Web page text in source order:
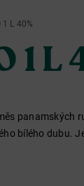
L 40%
1 L
panamských
bílého dubu.